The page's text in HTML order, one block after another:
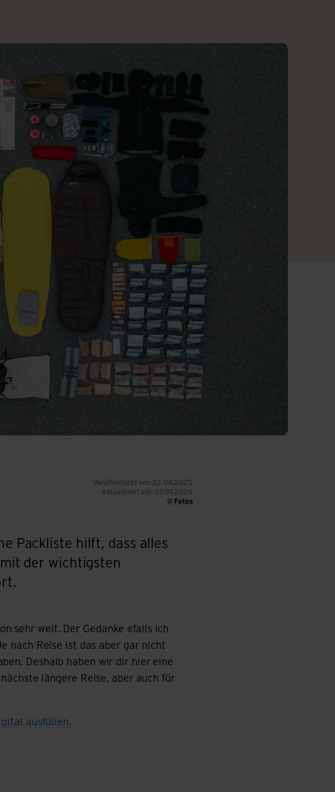
Veröffentlicht am: 22.04.2025
Aktualisiert am: 07.07.2026
© Fotos
Packliste hilft, dass alles
der wichtigsten
sehr weit. Der Gedanke «falls ich
nach Reise ist das aber gar nicht
Deshalb haben wir dir hier eine
längere Reise, aber auch für
ausfüllen.